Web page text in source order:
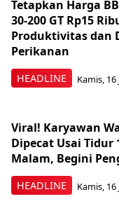
HEADLINE
Tetapkan Harga
30-200 GT Rp15
Produktivitas dan
Perikanan
Kamis, 16
HEADLINE
Viral! Karyawan
Dipecat Usai Tidur
Malam, Begini
Kamis, 16